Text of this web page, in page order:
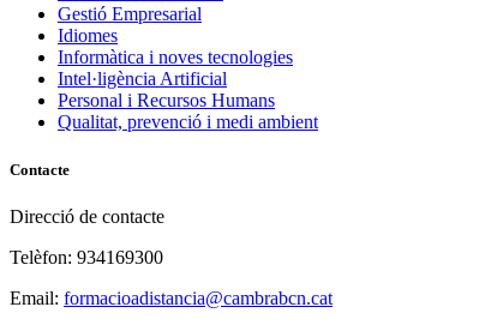
Gestió Empresarial
Idiomes
Informàtica i noves tecnologies
Intel·ligència Artificial
Personal i Recursos Humans
Qualitat, prevenció i medi ambient
Contacte
Direcció de contacte
Telèfon: 934169300
Email: formacioadistancia@cambrabcn.cat